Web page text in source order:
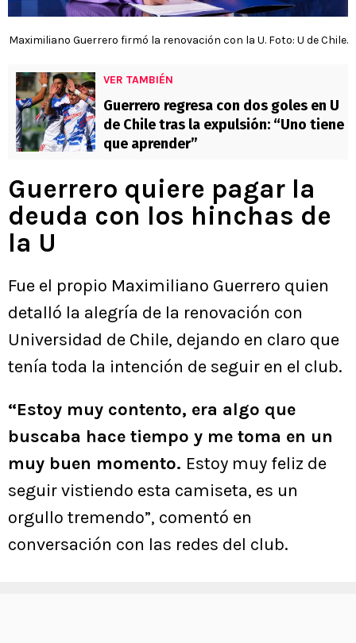
Maximiliano Guerrero firmó la renovación con la U. Foto: U de Chile.
VER TAMBIÉN
Guerrero regresa con dos goles en U
de Chile tras la expulsión: “Uno tiene
que aprender”
Guerrero quiere pagar la
deuda con los hinchas de
la U
Fue el propio Maximiliano Guerrero quien
detalló la alegría de la renovación con
Universidad de Chile, dejando en claro que
tenía toda la intención de seguir en el club.
“Estoy muy contento, era algo que
buscaba hace tiempo y me toma en un
muy buen momento. Estoy muy feliz de
seguir vistiendo esta camiseta, es un
orgullo tremendo”, comentó en
conversación con las redes del club.